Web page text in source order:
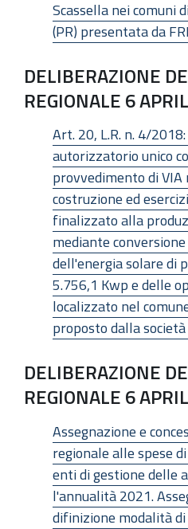
Scassella nei comuni
(PR) presentata da
DELIBERAZIONE
REGIONALE 6
Art. 20, L.R. n. 4/
autorizzatorio unico
provvedimento di
costruzione ed
finalizzato alla
mediante
dell'energia solare di
5.756,1 Kwp e delle
localizzato nel
proposto dalla società
DELIBERAZIONE
REGIONALE 6
Assegnazione e
regionale alle spese
enti di gestione delle
l'annualità 2021.
difinizione modalità